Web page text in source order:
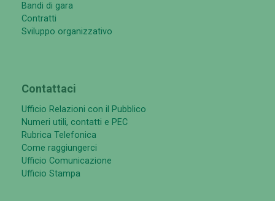
Bandi di gara
Contratti
Sviluppo organizzativo
Contattaci
Ufficio Relazioni con il Pubblico
Numeri utili, contatti e PEC
Rubrica Telefonica
Come raggiungerci
Ufficio Comunicazione
Ufficio Stampa